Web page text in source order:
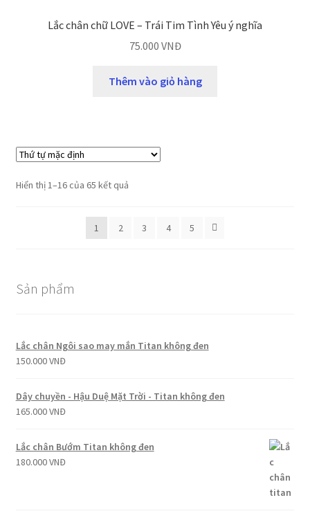
Lắc chân chữ LOVE – Trái Tim Tình Yêu ý nghĩa
75.000 VNĐ
Thêm vào giỏ hàng
Hiển thị 1–16 của 65 kết quả
1 2 3 4 5
Sản phẩm
Lắc chân Ngôi sao may mắn Titan không đen
150.000VNĐ
Dây chuyền - Hậu Duệ Mặt Trời - Titan không đen
165.000VNĐ
Lắc chân Bướm Titan không đen
180.000VNĐ